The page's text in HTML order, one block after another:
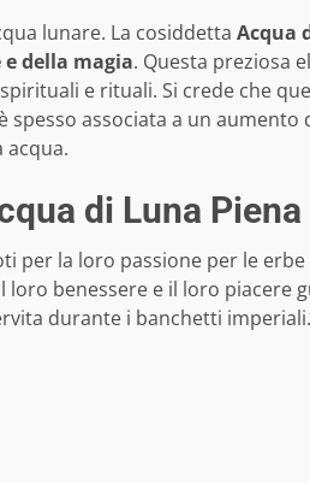
lunare. La cosiddetta Acqua
della magia. Questa preziosa
e rituali. Si crede che
spesso associata a un
acqua.
di Luna
per la loro passione per le
benessere e il loro piacere
durante i banchetti